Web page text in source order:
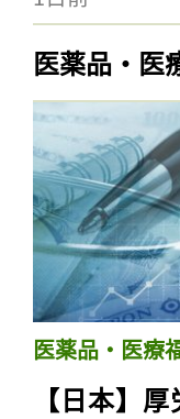
医薬品・医
医薬品・医療
【日本】